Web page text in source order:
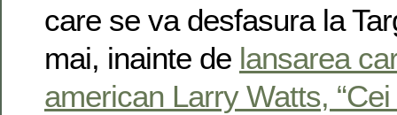
care se va desfasura la
mai, inainte de lansarea
american Larry Watts,